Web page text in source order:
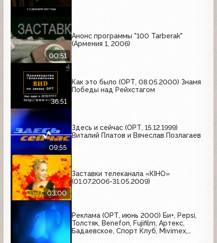
00:51
Анонс программы "100 Tarberak"
(Армения 1, 2006)
36:51
Как это было (ОРТ, 08.05.2000) Знамя
Победы над Рейхстагом
09:55
Здесь и сейчас (ОРТ, 15.12.1999)
Виталий Платов и Вячеслав Позлагаев
03:00
Заставки телеканала «КІНО»
(01.07.2006-31.05.2009)
Реклама (ОРТ, июнь 2000) Би+, Pepsi,
Толстяк, Benefon, Fujifilm, Артекс,
Бадаевское, Спорт Клуб, Mivimex,